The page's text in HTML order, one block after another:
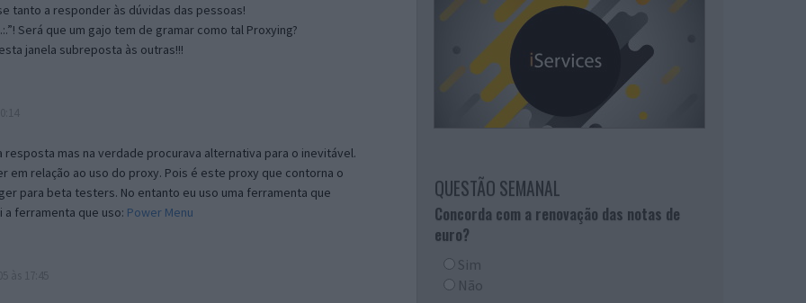
tanto a responder às dúvidas das pessoas!
Será que um gajo tem de gramar como tal Proxying?
janela subreposta às outras!!!
mas na verdade procurava alternativa para o inevitável.
em relação ao uso do proxy. Pois é este proxy que contorna o
para beta testers. No entanto eu uso uma ferramenta que
ferramenta que uso: Power Menu
QUESTÃO SEMANAL
Concorda com a renovação das notas de
euro?
Sim
Não